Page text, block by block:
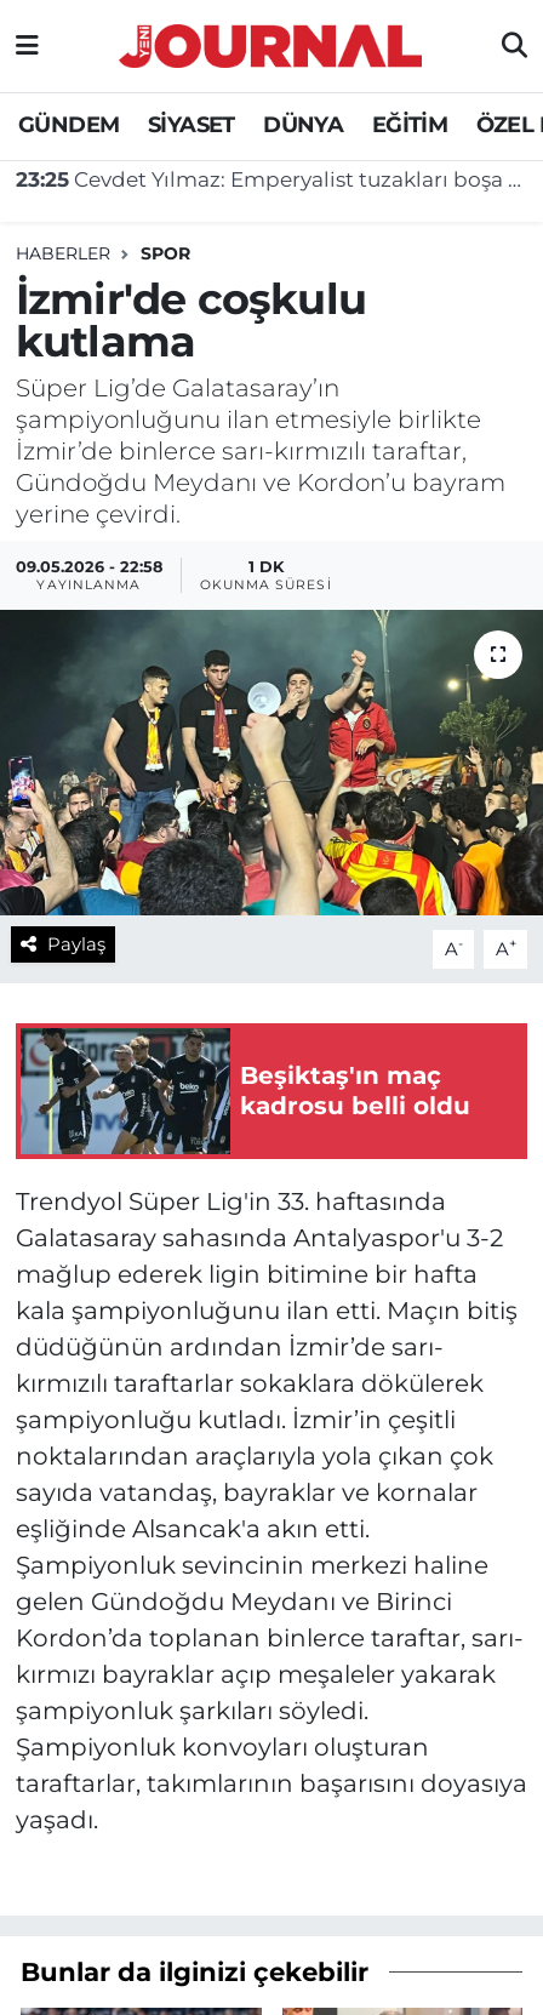
GÜNDEM SİYASET DÜNYA EĞİTİM ÖZEL
23:08 KKTC'de sıcak hava nedeniyle öğle saatlerinde çalışma yasağı
HABERLER SPOR
İzmir'de coşkulu
kutlama
Süper Lig’de Galatasaray’ın
şampiyonluğunu ilan etmesiyle birlikte
İzmir’de binlerce sarı-kırmızılı taraftar,
Gündoğdu Meydanı ve Kordon’u bayram
yerine çevirdi.
09.05.2026 - 22:58
YAYINLANMA
1 DK
OKUNMA SÜRESI
Paylaş A- A+
Beşiktaş'ın maç
kadrosu belli oldu
Trendyol Süper Lig'in 33. haftasında
Galatasaray sahasında Antalyaspor'u 3-2
mağlup ederek ligin bitimine bir hafta
kala şampiyonluğunu ilan etti. Maçın bitiş
düdüğünün ardından İzmir’de sarı-
kırmızılı taraftarlar sokaklara dökülerek
şampiyonluğu kutladı. İzmir’in çeşitli
noktalarından araçlarıyla yola çıkan çok
sayıda vatandaş, bayraklar ve kornalar
eşliğinde Alsancak'a akın etti.
Şampiyonluk sevincinin merkezi haline
gelen Gündoğdu Meydanı ve Birinci
Kordon’da toplanan binlerce taraftar, sarı-
kırmızı bayraklar açıp meşaleler yakarak
şampiyonluk şarkıları söyledi.
Şampiyonluk konvoyları oluşturan
taraftarlar, takımlarının başarısını doyasıya
yaşadı.
Bunlar da ilginizi çekebilir
GÜNDEM
SİYASET
DÜNYA
EĞİTİM
ÖZEL HABER
Nöbetçi Eczaneler
Hava Durumu
Süper Lig Puan Durumu ve Fikstür
Tüm Manşetler
Son Dakika Haberleri
Haber Arşivi